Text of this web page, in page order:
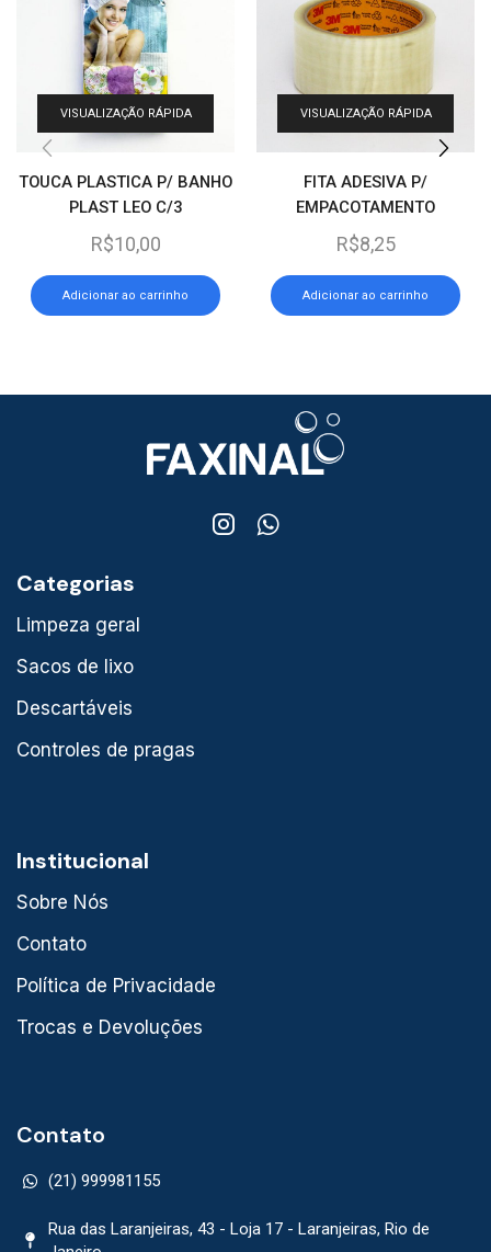
VISUALIZAÇÃO RÁPIDA
TOUCA PLASTICA P/ BANHO
PLAST LEO C/3
R$10,00
Adicionar ao carrinho
VISUALIZAÇÃO RÁPIDA
FITA ADESIVA P/
EMPACOTAMENTO
TRANSPARENTE 3M 45 CM. X
45 METROS
R$8,25
Adicionar ao carrinho
Categorias
Limpeza geral
Sacos de lixo
Descartáveis
Controles de pragas
Institucional
Sobre Nós
Contato
Política de Privacidade
Trocas e Devoluções
Contato
(21) 999981155
Rua das Laranjeiras, 43 - Loja 17 - Laranjeiras, Rio de